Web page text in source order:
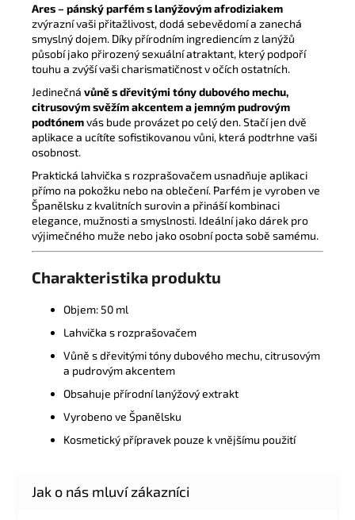
Ares – pánský parfém s lanýžovým afrodiziakem
zvýrazní vaši přitažlivost, dodá sebevědomí a zanechá
smyslný dojem. Díky přírodním ingrediencím z lanýžů
působí jako přirozený sexuální atraktant, který podpoří
touhu a zvýší vaši charismatičnost v očích ostatních.
Jedinečná vůně s dřevitými tóny dubového mechu,
citrusovým svěžím akcentem a jemným pudrovým
podtónemvás bude provázet po celý den. Stačí jen dvě
aplikace a ucítíte sofistikovanou vůni, která podtrhne vaši
osobnost.
Praktická lahvička s rozprašovačem usnadňuje aplikaci
přímo na pokožku nebo na oblečení. Parfém je vyroben ve
Španělsku z kvalitních surovin a přináší kombinaci
elegance, mužnosti a smyslnosti. Ideální jako dárek pro
výjimečného muže nebo jako osobní pocta sobě samému.
Charakteristika produktu
Objem: 50 ml
Lahvička s rozprašovačem
Vůně s dřevitými tóny dubového mechu, citrusovým
a pudrovým akcentem
Obsahuje přírodní lanýžový extrakt
Vyrobeno ve Španělsku
Kosmetický přípravek pouze k vnějšímu použití